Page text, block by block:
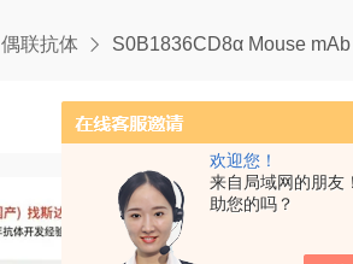
欢迎您！
来自局域网的朋友
助您的吗？
偶联抗体 S0B1836CD8α Mouse mAb (Alexa Fluor? 555 Conjugate)